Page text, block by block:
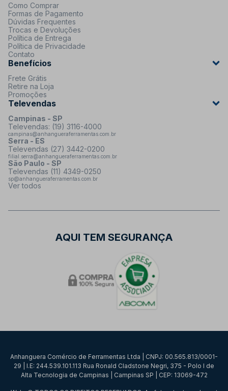
Como Comprar
Formas de Pagamento
Dúvidas Frequentes
Trocas e Devoluções
Política de Entrega
Política de Privacidade
Contato
Benefícios
Frete Grátis
Retire na Loja
Promoções
Televendas
Campinas - SP
Televendas: (19) 3116-4000
campinas@anhangueraferramentas.com.br
Serra - ES
Televendas (27) 3442-0200
filial.serra@anhangueraferramentas.com.br
São Paulo - SP
Televendas (11) 4349-0250
sp@anhangueraferramentas.com.br
Ver todos
AQUI TEM SEGURANÇA
Anhanguera Comércio de Ferramentas Ltda | CNPJ: 00.565.813/0001-
29 | I.E: 244.539.101.113 Rua Ronald Cladstone Negri, 375 - Polo I de
Alta Tecnologia de Campinas | Campinas SP | CEP: 13069-472